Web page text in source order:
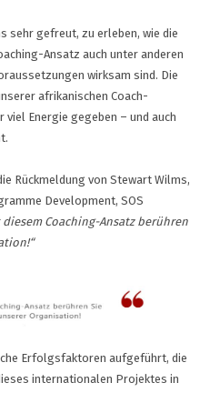
sehr gefreut, zu erleben, wie die
Ansatz auch unter anderen
wirksam sind. Die
afrikanischen Coach-
Energie gegeben – und auch
Rückmeldung von Stewart Wilms,
Development, SOS
diesem Coaching-Ansatz berühren
Erfolgsfaktoren aufgeführt, die
internationalen Projektes in